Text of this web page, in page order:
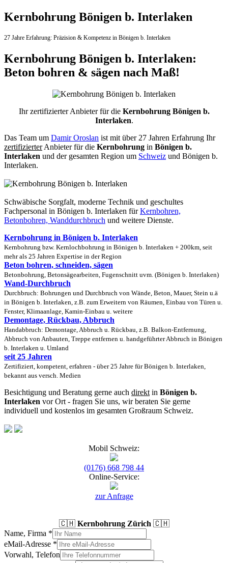
Kernbohrung Bönigen b. Interlaken
27 Jahre Erfahrung: Präzision & Kompetenz in Bönigen b. Interlaken
Kernbohrung Bönigen b. Interlaken:
Beton bohren & sägen nach Maß!
Ihr zertifizierter Anbieter für die Kernbohrung Bönigen b.
Interlaken.
Das Team um Damir Oroslan ist mit über 27 Jahren Erfahrung Ihr
zertifizierterAnbieter für die Kernbohrung in Bönigen b.
Interlaken und der gesamten Region um Schweiz und Bönigen b.
Interlaken.
Schwäbische Sorgfalt, moderne Technik und geschultes
Fachpersonal in Bönigen b. Interlaken fürKernbohren,
Betonbohren, Wanddurchbruch und weitere Dienste.
Kernbohrung in Bönigen b. Interlaken
Kernbohrung bzw. Kernlochbohrung in Bönigen b. Interlaken + 200km, seit
mehr als 25 Jahren Expertise in der Region
Beton bohren, schneiden, sägen
Betonbohrung, Betonsägearbeiten, Fugenschnitt uvm. (Bönigen b. Interlaken)
Wand-Durchbruch
Durchbruch: Bohrungen und Durchbruch von Wände, Beton, Mauer, Stein u.ä
in Bönigen b. Interlaken, z.B. zum Erweitern von Räumen, Einbau von Türen u.
Fenster, Klimaanlage, Kamin-Einbau u. weitere
Demontage, Rückbau, Abbruch
Handabbruch: Demontage, Abbruch u. Rückbau, z.B. Balkon-Entfernung,
Abbruch von Anbauten, Treppe entfernen u. handgeführter Abbruch in Bönigen
b. Interlaken u. Umland
seit 25 Jahren
Zertifiziert, kompetent, erfahren - über 25 Jahre für Bönigen b. Interlaken,
bekannt aus versch. Medien
Besichtigung und Beratung gerne auch direkt in Bönigen b.
Interlaken vor Ort - fragen Sie uns, wir beraten Sie gerne
individuell und kostenlos im gesamten Großraum Schweiz.
Mobil Schweiz:
(0176) 668 798 44
Online-Service:
zur Anfrage
🇨🇭 Kernbohrung Zürich 🇨🇭
Name, Firma *
eMail-Adresse *
Vorwahl, Telefon